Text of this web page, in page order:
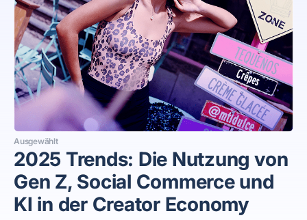
Ausgewählt
2025 Trends: Die Nutzung von
Gen Z, Social Commerce und
KI in der Creator Economy